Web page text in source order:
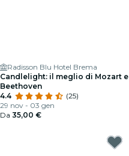
Radisson Blu Hotel Brema
Candlelight: il meglio di Mozart e
Beethoven
4.4
(25)
29 nov - 03 gen
Da 35,00 €